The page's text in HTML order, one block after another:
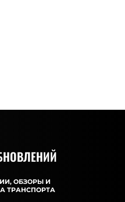
ОБЗОРЫ И
ТРАНСПОРТА